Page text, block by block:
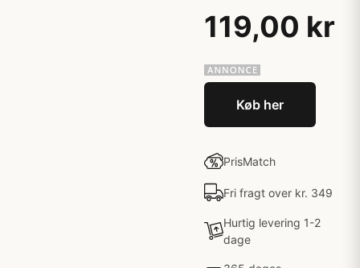
119,00 kr
Køb her
PrisMatch
Fri fragt over kr. 349
Hurtig levering 1-2
dage